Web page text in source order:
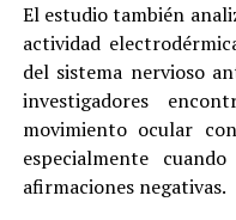
El estudio también
actividad
del sistema nervioso
investigadores
movimiento ocular
especialmente
afirmaciones negativas.